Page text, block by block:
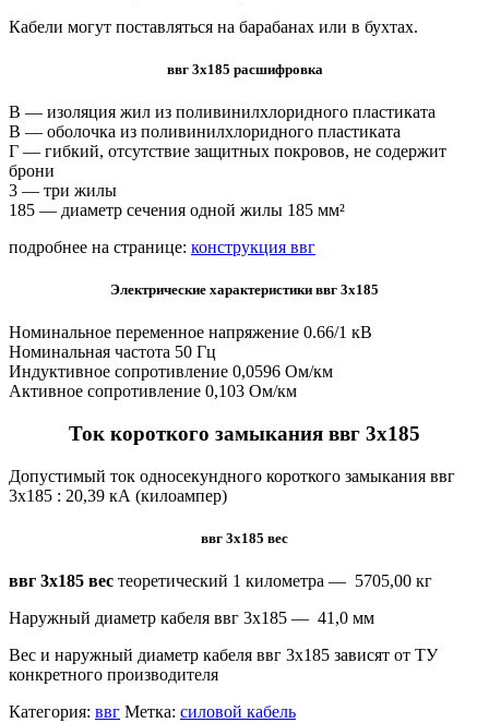
Кабели могут поставляться на барабанах или в бухтах.
ввг 3х185 расшифровка
В — изоляция жил из поливинилхлоридного пластиката
В — оболочка из поливинилхлоридного пластиката
Г — гибкий, отсутствие защитных покровов, не содержит
брони
3 — три жилы
185 — диаметр сечения одной жилы 185 мм²
подробнее на странице: конструкция ввг
Электрические характеристики ввг 3х185
Номинальное переменное напряжение 0.66/1 кВ
Номинальная частота 50 Гц
Индуктивное сопротивление 0,0596 Ом/км
Активное сопротивление 0,103 Ом/км
Ток короткого замыкания ввг 3х185
Допустимый ток односекундного короткого замыкания ввг
3х185 : 20,39 кА (килоампер)
ввг 3х185 вес
ввг 3х185 вес теоретический 1 километра — 5705,00 кг
Наружный диаметр кабеля ввг 3х185 — 41,0 мм
Вес и наружный диаметр кабеля ввг 3х185 зависят от ТУ
конкретного производителя
Категория: ввг Метка: силовой кабель